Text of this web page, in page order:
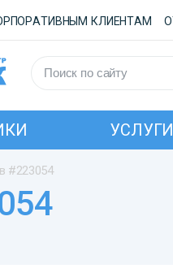
КЛИЕНТАМ
#223054